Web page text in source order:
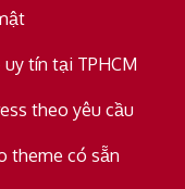
tín tại TPHCM
theo yêu cầu
theme có sẵn